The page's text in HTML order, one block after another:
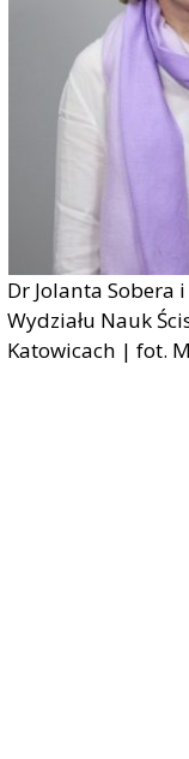
Dr Jolanta Sobera
Wydziału Nauk
Katowicach | fot.